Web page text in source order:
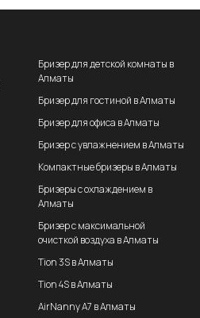
Бризер для детской комнаты в
Алматы
Бризер для гостиной в Алматы
Бризер для офиса в Алматы
Бризер с увлажнением в Алматы
Компактные бризеры в Алматы
Бризеры с охлаждением в
Алматы
Бризер с максимальной
очисткой воздуха в Алматы
Tion 3S в Алматы
Tion 4S в Алматы
AirNanny A7 в Алматы